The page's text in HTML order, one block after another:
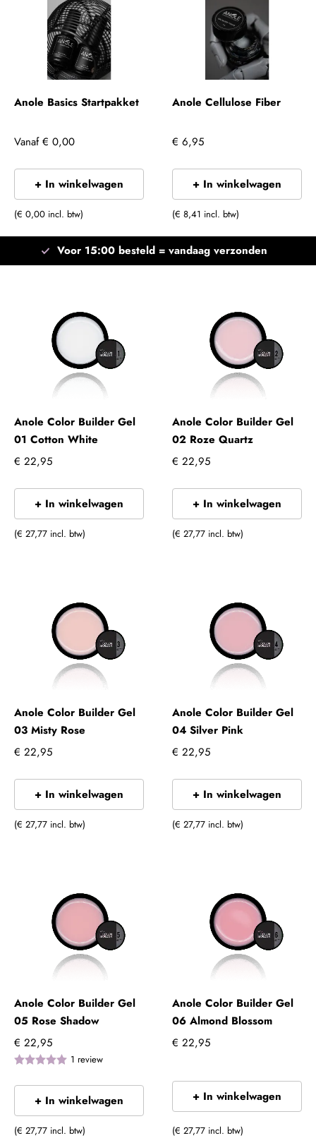
Anole Basics Startpakket
Vanaf € 0,00
+ In winkelwagen
(€ 0,00 incl. btw)
Anole Cellulose Fiber
€ 6,95
+ In winkelwagen
(€ 8,41 incl. btw)
Voor 15:00 besteld = vandaag verzonden
Anole Color Builder Gel
01 Cotton White
€ 22,95
+ In winkelwagen
(€ 27,77 incl. btw)
Anole Color Builder Gel
02 Roze Quartz
€ 22,95
+ In winkelwagen
(€ 27,77 incl. btw)
Anole Color Builder Gel
03 Misty Rose
€ 22,95
+ In winkelwagen
(€ 27,77 incl. btw)
Anole Color Builder Gel
04 Silver Pink
€ 22,95
+ In winkelwagen
(€ 27,77 incl. btw)
Anole Color Builder Gel
05 Rose Shadow
€ 22,95
1 review
+ In winkelwagen
(€ 27,77 incl. btw)
Anole Color Builder Gel
06 Almond Blossom
€ 22,95
+ In winkelwagen
(€ 27,77 incl. btw)